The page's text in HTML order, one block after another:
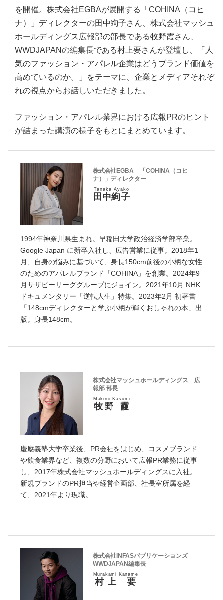
を開催。株式会社EGBAが展開する「COHINA（コヒ
ナ）」ディレクターの田中絢子さん、株式会社マッシュ
ホールディングス広報部の部長である牧野霞さん、
WWDJAPANの編集長である村上要さんが登壇し、「人
気のファッション・アパレル企業はどうブランド価値を
高めているのか。」をテーマに、企業とメディアそれぞ
れの視点からお話しいただきました。
ファッション・アパレル業界における広報PRのヒント
が詰まった講演の様子をもとにまとめています。
株式会社EGBA 「COHINA（コヒ
ナ）」ディレクター
田中絢子
Tanaka Ayako
1994年神奈川県生まれ。早稲田大学政治経済学部卒業。
Google Japan に新卒入社し、広告営業に従事。2018年1
月、自身の悩みに基づいて、身長150cm前後の小柄な女性
のためのアパレルブランド「COHINA」を創業。2024年9
月サザビーリーググループにジョイン。2021年10月 NHK
ドキュメンタリー「逆転人生」特集。2023年2月 初著書
「148cmディレクターと学ぶ小柄が輝くおしゃれの本」出
版。身長148cm。
株式会社マッシュホールディングス 広
報部 部長
牧野 霞
Makino Kasumi
慶應義塾大学卒業後、PR会社をはじめ、コスメブランド
や飲食業界など、複数の分野において広報PR業務に従事
し、2017年株式会社マッシュホールディングスに入社。
新規ブランドのPR担当や経営企画部、社長室所属を経
て、2021年より現職。
株式会社INFASパブリケーションズ
WWDJAPAN編集長
村上 要
Murakami Kaname